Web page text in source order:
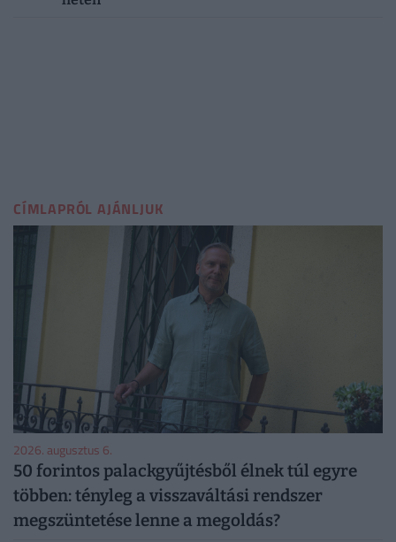
CÍMLAPRÓL AJÁNLJUK
2026. augusztus 6.
50 forintos palackgyűjtésből élnek túl egyre
többen: tényleg a visszaváltási rendszer
megszüntetése lenne a megoldás?